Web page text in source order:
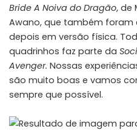
Bride A Noiva do Dragão, de
Awano, que também foram
depois em versão física.
quadrinhos faz parte da
Avenger. Nossas
são muito boas e vamos
sempre que possível.